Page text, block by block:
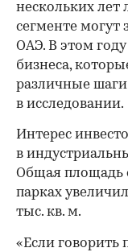
нескольких
сегменте могут
ОАЭ. В этом
бизнеса,
различные шаги
в исследовании.
Интерес
в
Общая площадь
парках
тыс. кв. м.
«Если говорить